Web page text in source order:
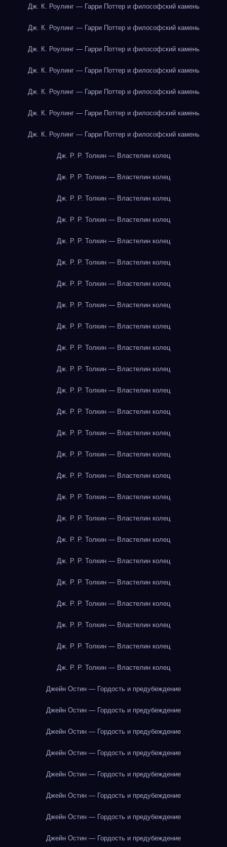
Дж. К. Роулинг — Гарри Поттер и философский камень
Дж. К. Роулинг — Гарри Поттер и философский камень
Дж. К. Роулинг — Гарри Поттер и философский камень
Дж. К. Роулинг — Гарри Поттер и философский камень
Дж. К. Роулинг — Гарри Поттер и философский камень
Дж. К. Роулинг — Гарри Поттер и философский камень
Дж. К. Роулинг — Гарри Поттер и философский камень
Дж. Р. Р. Толкин — Властелин колец
Дж. Р. Р. Толкин — Властелин колец
Дж. Р. Р. Толкин — Властелин колец
Дж. Р. Р. Толкин — Властелин колец
Дж. Р. Р. Толкин — Властелин колец
Дж. Р. Р. Толкин — Властелин колец
Дж. Р. Р. Толкин — Властелин колец
Дж. Р. Р. Толкин — Властелин колец
Дж. Р. Р. Толкин — Властелин колец
Дж. Р. Р. Толкин — Властелин колец
Дж. Р. Р. Толкин — Властелин колец
Дж. Р. Р. Толкин — Властелин колец
Дж. Р. Р. Толкин — Властелин колец
Дж. Р. Р. Толкин — Властелин колец
Дж. Р. Р. Толкин — Властелин колец
Дж. Р. Р. Толкин — Властелин колец
Дж. Р. Р. Толкин — Властелин колец
Дж. Р. Р. Толкин — Властелин колец
Дж. Р. Р. Толкин — Властелин колец
Дж. Р. Р. Толкин — Властелин колец
Дж. Р. Р. Толкин — Властелин колец
Дж. Р. Р. Толкин — Властелин колец
Дж. Р. Р. Толкин — Властелин колец
Дж. Р. Р. Толкин — Властелин колец
Дж. Р. Р. Толкин — Властелин колец
Джейн Остин — Гордость и предубеждение
Джейн Остин — Гордость и предубеждение
Джейн Остин — Гордость и предубеждение
Джейн Остин — Гордость и предубеждение
Джейн Остин — Гордость и предубеждение
Джейн Остин — Гордость и предубеждение
Джейн Остин — Гордость и предубеждение
Джейн Остин — Гордость и предубеждение